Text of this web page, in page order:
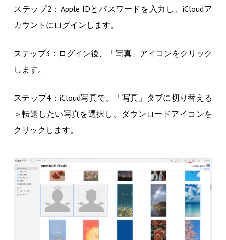
ステップ2：Apple IDとパスワードを入力し、iCloudア
カウントにログインします。
ステップ3：ログイン後、「写真」アイコンをクリック
します。
ステップ4：iCloud写真で、「写真」タブに切り替える
＞転送したい写真を選択し、ダウンロードアイコンを
クリックします。